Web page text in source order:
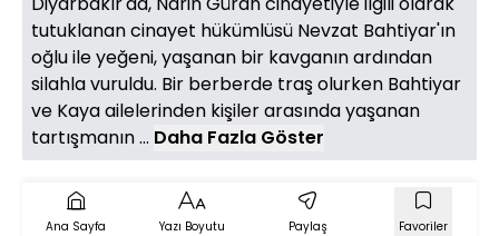
tutuklanan cinayet hükümlüsü Nevzat Bahtiyar'ın
oğlu ile yeğeni, yaşanan bir kavganın ardından
silahla vuruldu. Bir berberde traş olurken Bahtiyar
ve Kaya ailelerinden kişiler arasında yaşanan
tartışmanın ... Daha Fazla Göster
Ana Sayfa Yazı Boyutu Paylaş Favoriler